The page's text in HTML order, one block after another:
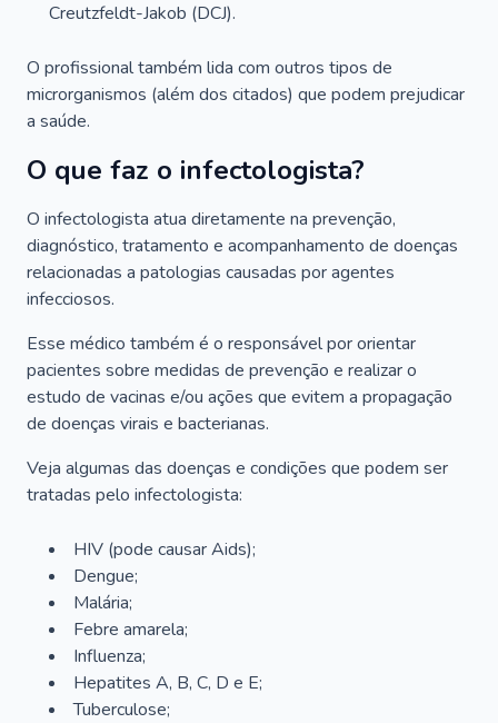
Creutzfeldt-Jakob (DCJ).
O profissional também lida com outros tipos de
microrganismos (além dos citados) que podem prejudicar
a saúde.
O que faz o infectologista?
O infectologista atua diretamente na prevenção,
diagnóstico, tratamento e acompanhamento de doenças
relacionadas a patologias causadas por agentes
infecciosos.
Esse médico também é o responsável por orientar
pacientes sobre medidas de prevenção e realizar o
estudo de vacinas e/ou ações que evitem a propagação
de doenças virais e bacterianas.
Veja algumas das doenças e condições que podem ser
tratadas pelo infectologista:
HIV (pode causar Aids);
Dengue;
Malária;
Febre amarela;
Influenza;
Hepatites A, B, C, D e E;
Tuberculose;